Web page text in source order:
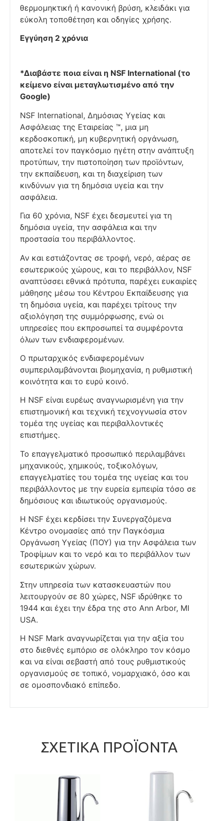
θερμομηκτική ή κανονική βρύση, κλειδάκι για
εύκολη τοποθέτηση και οδηγίες χρήσης.
Εγγύηση 2 χρόνια
*Διαβάστε ποια είναι η NSF International (το
κείμενο είναι μεταγλωτισμένο από την
Google)
NSF International, Δημόσιας Υγείας και
Ασφάλειας της Εταιρείας ™, μια μη
κερδοσκοπική, μη κυβερνητική οργάνωση,
αποτελεί τον παγκόσμιο ηγέτη στην ανάπτυξη
προτύπων, την πιστοποίηση των προϊόντων,
την εκπαίδευση, και τη διαχείριση των
κινδύνων για τη δημόσια υγεία και την
ασφάλεια.
Για 60 χρόνια, NSF έχει δεσμευτεί για τη
δημόσια υγεία, την ασφάλεια και την
προστασία του περιβάλλοντος.
Αν και εστιάζοντας σε τροφή, νερό, αέρας σε
εσωτερικούς χώρους, και το περιβάλλον, NSF
αναπτύσσει εθνικά πρότυπα, παρέχει ευκαιρίες
μάθησης μέσω του Κέντρου Εκπαίδευσης για
τη δημόσια υγεία, και παρέχει τρίτους την
αξιολόγηση της συμμόρφωσης, ενώ οι
υπηρεσίες που εκπροσωπεί τα συμφέροντα
όλων των ενδιαφερομένων.
Ο πρωταρχικός ενδιαφερομένων
συμπεριλαμβάνονται βιομηχανία, η ρυθμιστική
κοινότητα και το ευρύ κοινό.
Η NSF είναι ευρέως αναγνωρισμένη για την
επιστημονική και τεχνική τεχνογνωσία στον
τομέα της υγείας και περιβαλλοντικές
επιστήμες.
Το επαγγελματικό προσωπικό περιλαμβάνει
μηχανικούς, χημικούς, τοξικολόγων,
επαγγελματίες του τομέα της υγείας και του
περιβάλλοντος με την ευρεία εμπειρία τόσο σε
δημόσιους και ιδιωτικούς οργανισμούς.
Η NSF έχει κερδίσει την Συνεργαζόμενα
Κέντρο ονομασίες από την Παγκόσμια
Οργάνωση Υγείας (ΠΟΥ) για την Ασφάλεια των
Τροφίμων και το νερό και το περιβάλλον των
εσωτερικών χώρων.
Στην υπηρεσία των κατασκευαστών που
λειτουργούν σε 80 χώρες, NSF ιδρύθηκε το
1944 και έχει την έδρα της στο Ann Arbor, MI
USA.
Η NSF Mark αναγνωρίζεται για την αξία του
στο διεθνές εμπόριο σε ολόκληρο τον κόσμο
και να είναι σεβαστή από τους ρυθμιστικούς
οργανισμούς σε τοπικό, νομαρχιακό, όσο και
σε ομοσπονδιακό επίπεδο.
ΣΧΕΤΙΚΆ ΠΡΟΪΌΝΤΑ